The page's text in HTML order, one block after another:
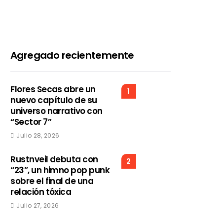
Agregado recientemente
1
Flores Secas abre un
nuevo capítulo de su
universo narrativo con
“Sector 7”
Julio 28, 2026
2
Rustnveil debuta con
“23”, un himno pop punk
sobre el final de una
relación tóxica
Julio 27, 2026